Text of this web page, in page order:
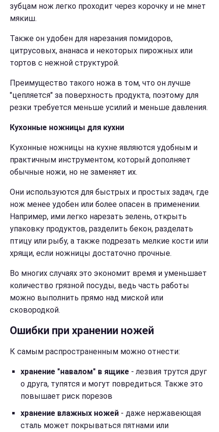
зубцам нож легко проходит через корочку и не мнет
мякиш.
Также он удобен для нарезания помидоров,
цитрусовых, ананаса и некоторых пирожных или
тортов с нежной структурой.
Преимущество такого ножа в том, что он лучше
"цепляется" за поверхность продукта, поэтому для
резки требуется меньше усилий и меньше давления.
Кухонные ножницы для кухни
Кухонные ножницы на кухне являются удобным и
практичным инструментом, который дополняет
обычные ножи, но не заменяет их.
Они используются для быстрых и простых задач, где
нож менее удобен или более опасен в применении.
Например, ими легко нарезать зелень, открыть
упаковку продуктов, разделить бекон, разделать
птицу или рыбу, а также подрезать мелкие кости или
хрящи, если ножницы достаточно прочные.
Во многих случаях это экономит время и уменьшает
количество грязной посуды, ведь часть работы
можно выполнить прямо над миской или
сковородкой.
Ошибки при хранении ножей
К самым распространенным можно отнести:
хранение "навалом" в ящике - лезвия трутся друг
о друга, тупятся и могут повредиться. Также это
повышает риск порезов
хранение влажных ножей - даже нержавеющая
сталь может покрываться пятнами или